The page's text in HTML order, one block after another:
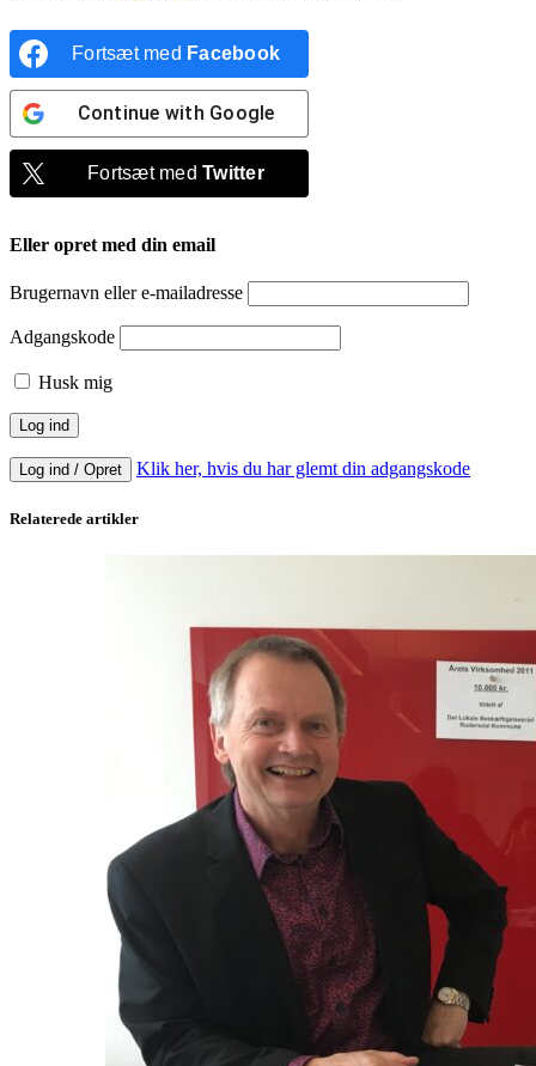
Fortsæt med Facebook
Continue with Google
Fortsæt medTwitter
Eller opret med din email
Brugernavn eller e-mailadresse
Adgangskode
Husk mig
Log ind / Opret Klik her, hvis du har glemt din adgangskode
Relaterede artikler